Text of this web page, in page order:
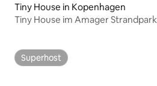
Tiny House in Kopenhagen
Tiny House im Amager Strandpark
Superhost
Superhost